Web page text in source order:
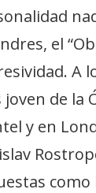
el
A
joven de la
y en